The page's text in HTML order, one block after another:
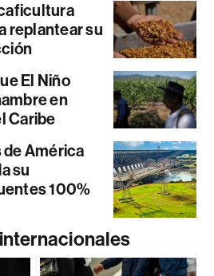
replantear su
El Niño
en
Caribe
de América
su
100%